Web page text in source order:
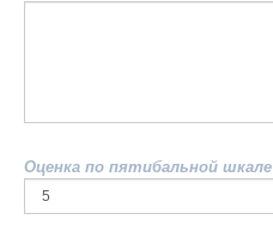
Оценка по пятибальной шкале